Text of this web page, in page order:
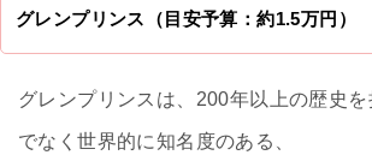
グレンプリンス（目安予算：約1.5万円）
グレンプリンスは、200年以上の歴史
でなく世界的に知名度のある、